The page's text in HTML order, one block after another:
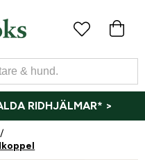
RIDHJÄLMAR* >